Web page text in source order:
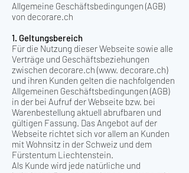
Allgemeine Geschäftsbedingungen (AGB)
von decorare.ch
1. Geltungsbereich
Für die Nutzung dieser Webseite sowie alle
Verträge und Geschäftsbeziehungen
zwischen decorare.ch (www. decorare.ch)
und ihren Kunden gelten die nachfolgenden
Allgemeinen Geschäftsbedingungen (AGB)
in der bei Aufruf der Webseite bzw. bei
Warenbestellung aktuell abrufbaren und
gültigen Fassung. Das Angebot auf der
Webseite richtet sich vor allem an Kunden
mit Wohnsitz in der Schweiz und dem
Fürstentum Liechtenstein.
Als Kunde wird jede natürliche und